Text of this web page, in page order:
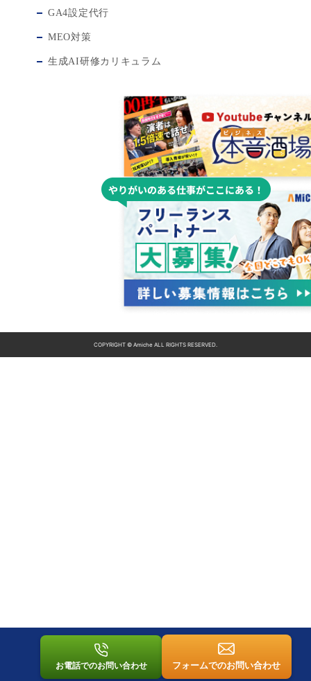
GA4設定代行
MEO対策
生成AI研修カリキュラム
COPYRIGHT © Amiche ALL RIGHTS RESERVED.
お電話でのお問い合わせ フォームでのお問い合わせ